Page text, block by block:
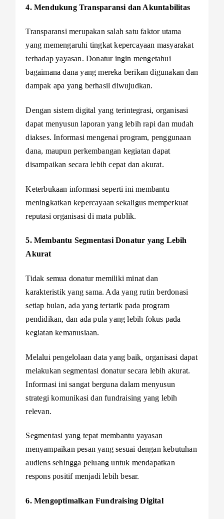
4. Mendukung Transparansi dan Akuntabilitas
Transparansi merupakan salah satu faktor utama
yang memengaruhi tingkat kepercayaan masyarakat
terhadap yayasan. Donatur ingin mengetahui
bagaimana dana yang mereka berikan digunakan dan
dampak apa yang berhasil diwujudkan.
Dengan sistem digital yang terintegrasi, organisasi
dapat menyusun laporan yang lebih rapi dan mudah
diakses. Informasi mengenai program, penggunaan
dana, maupun perkembangan kegiatan dapat
disampaikan secara lebih cepat dan akurat.
Keterbukaan informasi seperti ini membantu
meningkatkan kepercayaan sekaligus memperkuat
reputasi organisasi di mata publik.
5. Membantu Segmentasi Donatur yang Lebih
Akurat
Tidak semua donatur memiliki minat dan
karakteristik yang sama. Ada yang rutin berdonasi
setiap bulan, ada yang tertarik pada program
pendidikan, dan ada pula yang lebih fokus pada
kegiatan kemanusiaan.
Melalui pengelolaan data yang baik, organisasi dapat
melakukan segmentasi donatur secara lebih akurat.
Informasi ini sangat berguna dalam menyusun
strategi komunikasi dan fundraising yang lebih
relevan.
Segmentasi yang tepat membantu yayasan
menyampaikan pesan yang sesuai dengan kebutuhan
audiens sehingga peluang untuk mendapatkan
respons positif menjadi lebih besar.
6. Mengoptimalkan Fundraising Digital